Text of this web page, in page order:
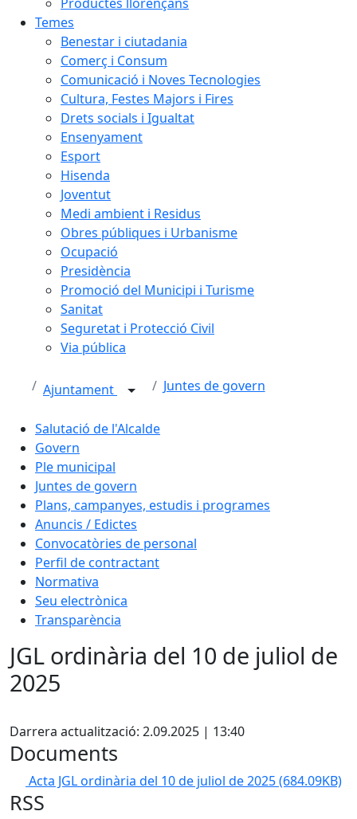
Temes
Benestar i ciutadania
Comerç i Consum
Comunicació i Noves Tecnologies
Cultura, Festes Majors i Fires
Drets socials i Igualtat
Ensenyament
Esport
Hisenda
Joventut
Medi ambient i Residus
Obres públiques i Urbanisme
Ocupació
Presidència
Promoció del Municipi i Turisme
Sanitat
Seguretat i Protecció Civil
Via pública
Ajuntament Juntes de govern
Salutació de l'Alcalde
Govern
Ple municipal
Juntes de govern
Plans, campanyes, estudis i programes
Anuncis / Edictes
Convocatòries de personal
Perfil de contractant
Normativa
Seu electrònica
Transparència
JGL ordinària del 10 de juliol de
2025
Darrera actualització: 2.09.2025 | 13:40
Documents
Acta JGL ordinària del 10 de juliol de 2025(684.09KB)
RSS